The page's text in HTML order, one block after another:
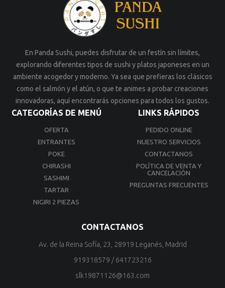
En Panda Sushi, puedes disfrutar de un festín sin límites,
explorando diferentes tipos de sushi y platos japoneses en un
ambiente acogedor y moderno. Ya sea que prefieras los clásicos
como el salmón y el atún, o que te animes a probar creaciones
innovadoras, aquí encontrarás opciones para todos los gustos.
CATEGORÍAS DE MENÚ
OFERTA
ENTRANTES
POKE
CHIRASHI
SASHIMI
TARTAR
NIGIRI 2 PIEZAS
LINKS RÁPIDOS
PEDIDO ONLINE
NUESTRO SERVICIOS
CONTACTANOS
POLÍTICA DE VENTA Y
CANCELACIÓN
PREGUNTAS FRECUENTES
CONTACTANOS
Av. de la Reina Sofía, 23, 28919 Leganés, Madrid
919318579 / 641723216
slk19871126@163.com